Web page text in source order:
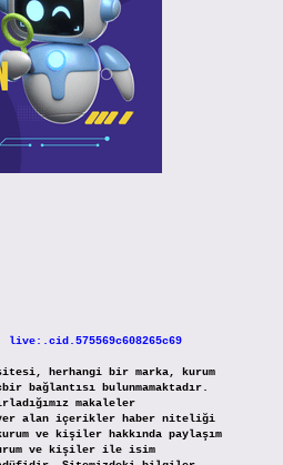
live:.cid.575569c608265c69
herhangi bir marka, kurum
bağlantısı bulunmamaktadır.
makaleler
yer alan içerikler haber niteliği
ve kişiler hakkında paylaşım
ve kişiler ile isim